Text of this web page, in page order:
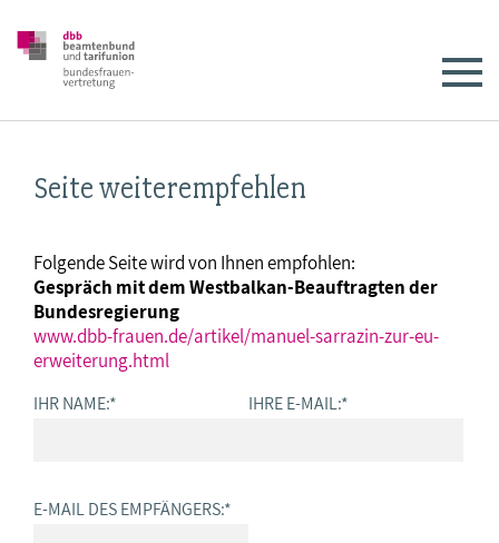
Seite weiterempfehlen
Folgende Seite wird von Ihnen empfohlen:
Gespräch mit dem Westbalkan-Beauftragten der
Bundesregierung
www.dbb-frauen.de/artikel/manuel-sarrazin-zur-eu-
erweiterung.html
IHR NAME:* IHRE E-MAIL:*
E-MAIL DES EMPFÄNGERS:*